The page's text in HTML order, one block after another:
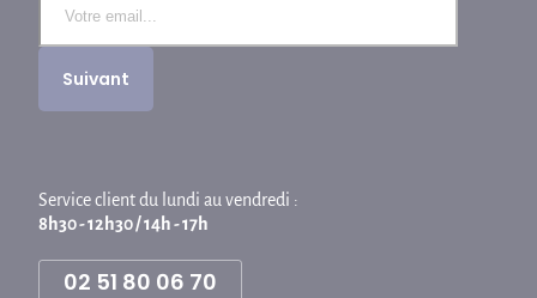
Service client du lundi au vendredi :
8h30 - 12h30 / 14h - 17h
02 51 80 06 70